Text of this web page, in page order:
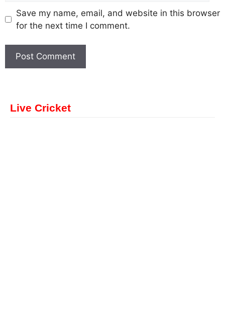
Save my name, email, and website in this browser
for the next time I comment.
Live Cricket